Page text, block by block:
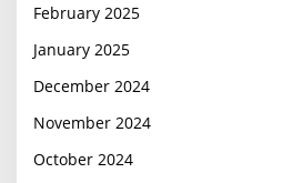
February 2025
January 2025
December 2024
November 2024
October 2024